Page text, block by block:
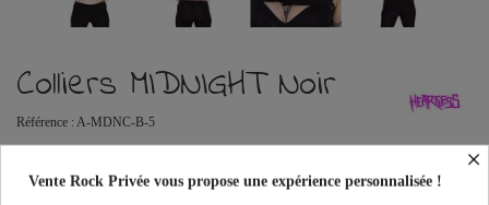
Colliers MIDNIGHT Noir
Référence : A-MDNC-B-5
Privée le spécialiste des accessoires Rock, Pinup, Rockabilly, Rétro,
×
Vente Rock Privée vous propose une expérience personnalisée !